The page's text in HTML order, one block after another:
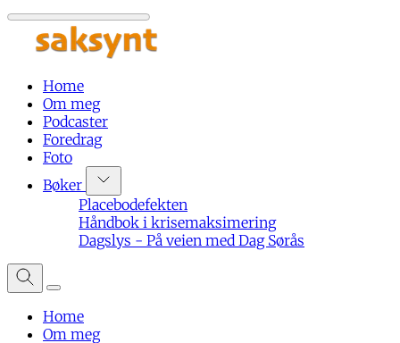
Home
Om meg
Podcaster
Foredrag
Foto
Bøker
Placebodefekten
Håndbok i krisemaksimering
Dagslys - På veien med Dag Sørås
Home
Om meg